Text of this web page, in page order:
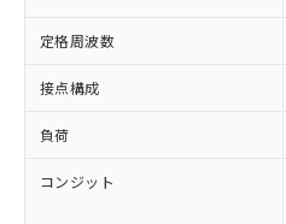
定格周波数
接点構成
負荷
コンジット